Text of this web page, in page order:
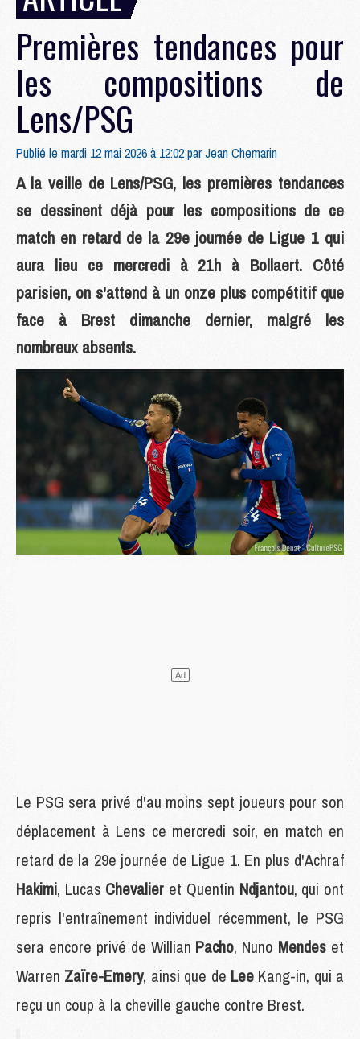
Premières tendances pour
les compositions de
Lens/PSG
Publié le mardi 12 mai 2026 à 12:02 parJean Chemarin
A la veille de Lens/PSG, les premières tendances
se dessinent déjà pour les compositions de ce
match en retard de la 29e journée de Ligue 1 qui
aura lieu ce mercredi à 21h à Bollaert. Côté
parisien, on s'attend à un onze plus compétitif que
face à Brest dimanche dernier, malgré les
nombreux absents.
Le PSG sera privé d'au moins sept joueurs pour son
déplacement à Lens ce mercredi soir, en match en
retard de la 29e journée de Ligue 1. En plus d'Achraf
Hakimi, Lucas Chevalier et Quentin Ndjantou, qui ont
repris l'entraînement individuel récemment, le PSG
sera encore privé de Willian Pacho, Nuno Mendes et
Warren Zaïre-Emery, ainsi que de Lee Kang-in, qui a
reçu un coup à la cheville gauche contre Brest.